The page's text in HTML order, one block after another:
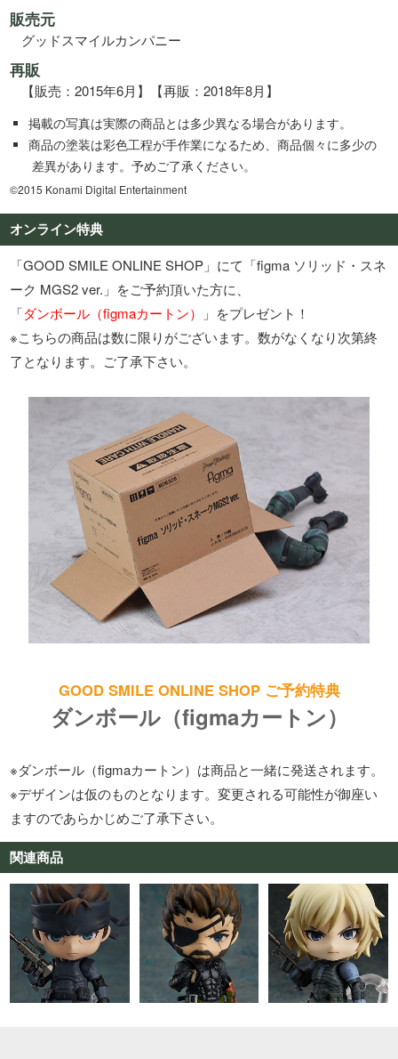
販売元
グッドスマイルカンパニー
再販
【販売：2015年6月】【再販：2018年8月】
掲載の写真は実際の商品とは多少異なる場合があります。
商品の塗装は彩色工程が手作業になるため、商品個々に多少の
差異があります。予めご了承ください。
©2015 Konami Digital Entertainment
オンライン特典
「GOOD SMILE ONLINE SHOP」にて「figma ソリッド・スネ
ーク MGS2 ver.」をご予約頂いた方に、
「ダンボール（figmaカートン）
」をプレゼント！
※こちらの商品は数に限りがございます。数がなくなり次第終
了となります。ご了承下さい。
GOOD SMILE ONLINE SHOP ご予約特典
ダンボール（figmaカートン）
※ダンボール（figmaカートン）は商品と一緒に発送されます。
※デザインは仮のものとなります。変更される可能性が御座い
ますのであらかじめご了承下さい。
関連商品